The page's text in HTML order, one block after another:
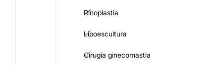
Rinoplastia
Lipoescultura
Cirugía ginecomastia